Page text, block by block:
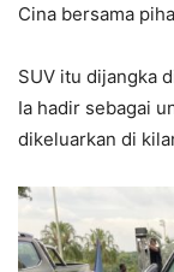
Cina bersama
SUV itu dijangka
Ia hadir sebagai
dikeluarkan di